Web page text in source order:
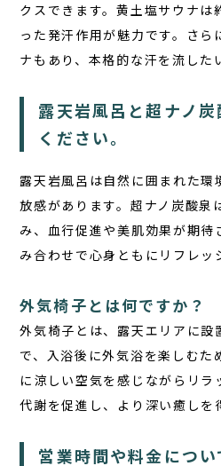
クスできます。黄土塩サウナ は
った発汗作用が魅力です。さら
ナ もあり、本格的な汗を流した
露天岩風呂と超ナノ
ください。
露天岩風呂は自然に囲まれた環
放感があります。超ナノ炭酸泉
み、血行促進や美肌効果が期待
み合わせで心身ともにリフレッ
外気椅子とは何ですか？
外気椅子とは、露天エリアに設
で、入浴後に外気浴を楽しむた
に涼しい空気を感じながらリラ
代謝を促進し、より深い癒しを
営業時間や料金につい